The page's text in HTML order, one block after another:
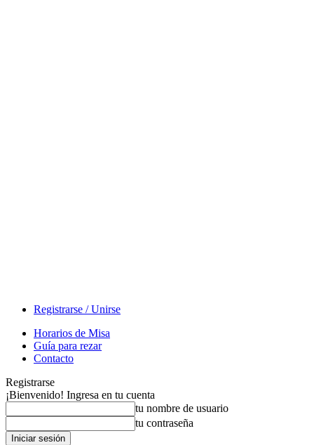
Registrarse / Unirse
Horarios de Misa
Guía para rezar
Contacto
Registrarse
¡Bienvenido! Ingresa en tu cuenta
tu nombre de usuario
tu contraseña